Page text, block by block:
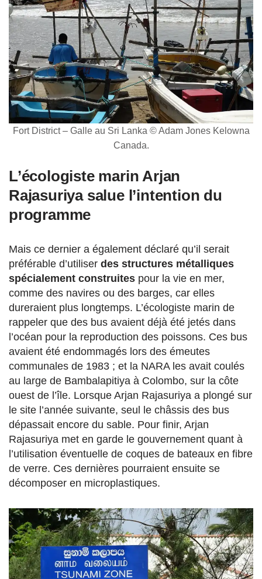
Fort District – Galle au Sri Lanka © Adam Jones Kelowna
Canada.
L’écologiste marin Arjan
Rajasuriya salue l’intention du
programme
Mais ce dernier a également déclaré qu’il serait
préférable d’utiliser des structures métalliques
spécialement construites pour la vie en mer,
comme des navires ou des barges, car elles
dureraient plus longtemps. L’écologiste marin de
rappeler que des bus avaient déjà été jetés dans
l’océan pour la reproduction des poissons. Ces bus
avaient été endommagés lors des émeutes
communales de 1983 ; et la NARA les avait coulés
au large de Bambalapitiya à Colombo, sur la côte
ouest de l’île. Lorsque Arjan Rajasuriya a plongé sur
le site l’année suivante, seul le châssis des bus
dépassait encore du sable. Pour finir, Arjan
Rajasuriya met en garde le gouvernement quant à
l’utilisation éventuelle de coques de bateaux en fibre
de verre. Ces dernières pourraient ensuite se
décomposer en microplastiques.